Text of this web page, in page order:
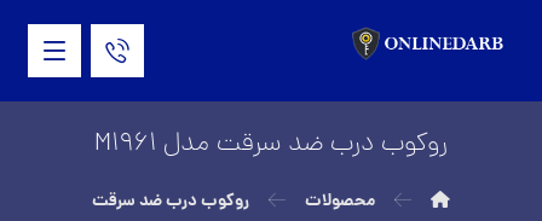
روکوب درب ضد سرقت مدل M1961
محصولات روکوب درب ضد سرقت